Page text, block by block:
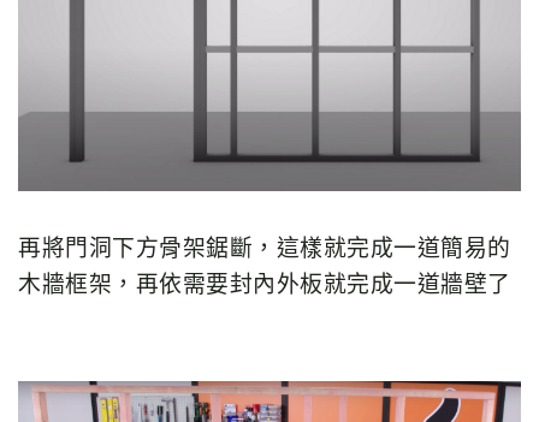
再將門洞下方骨架鋸斷，這樣就完成一道簡易的
木牆框架，再依需要封內外板就完成一道牆壁了